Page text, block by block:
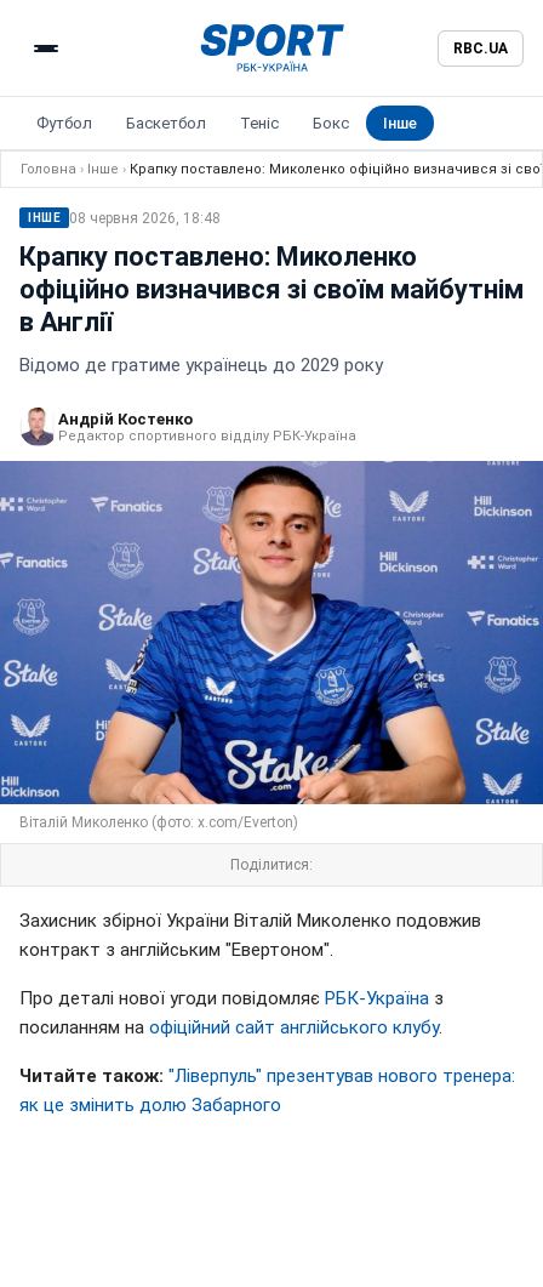
RBC.UA
Футбол Баскетбол Теніс Бокс Інше
Головна › Інше › Крапку поставлено: Миколенко офіційно визначився зі
ІНШЕ 08 червня 2026, 18:48
Крапку поставлено: Миколенко
офіційно визначився зі своїм майбутнім
в Англії
Відомо де гратиме українець до 2029 року
Андрій Костенко
Редактор спортивного відділу РБК-Україна
Віталій Миколенко (фото: x.com/Everton)
Поділитися:
Захисник збірної України Віталій Миколенко подовжив
контракт з англійським "Евертоном".
Про деталі нової угоди повідомляє РБК-Україна з
посиланням на офіційний сайт англійського клубу.
Читайте також: "Ліверпуль" презентував нового тренера:
як це змінить долю Забарного